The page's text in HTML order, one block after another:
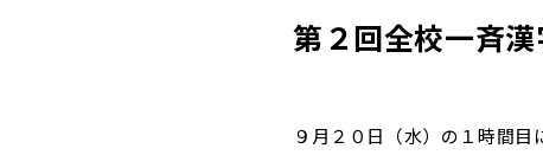
第２回全校一斉漢
９月２０日（水）の１時間